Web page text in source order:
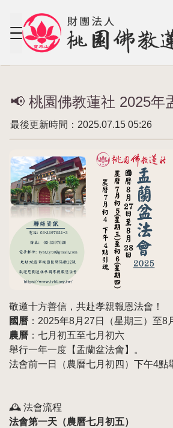
📢 桃園佛教蓮社 2025年
最後更新時間：2025.07.15 05:26
敬邀十方善信，共赴孝親報恩法會！
國曆 ：2025年8月27日（星期三）至8
農曆 ：七月初五至七月初六
舉行一年一度【盂蘭盆法會】。
法會前一日（農曆七月初四）下午4點
🕰️ 法會流程
法會第一天（農曆七月初五）